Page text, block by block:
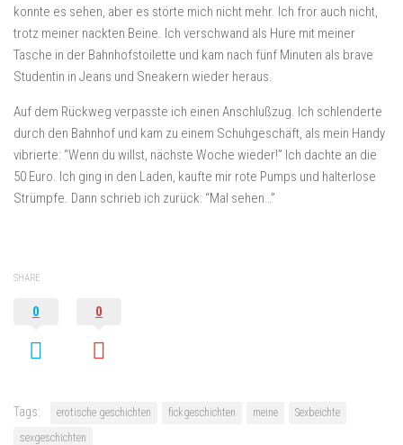
konnte es sehen, aber es störte mich nicht mehr. Ich fror auch nicht,
trotz meiner nackten Beine. Ich verschwand als Hure mit meiner
Tasche in der Bahnhofstoilette und kam nach fünf Minuten als brave
Studentin in Jeans und Sneakern wieder heraus.
Auf dem Rückweg verpasste ich einen Anschlußzug. Ich schlenderte
durch den Bahnhof und kam zu einem Schuhgeschäft, als mein Handy
vibrierte: “Wenn du willst, nächste Woche wieder!” Ich dachte an die
50 Euro. Ich ging in den Laden, kaufte mir rote Pumps und halterlose
Strümpfe. Dann schrieb ich zurück: “Mal sehen…”
SHARE
0 0
Tags: erotische geschichten fickgeschichten meine
Sexbeichte
sexgeschichten